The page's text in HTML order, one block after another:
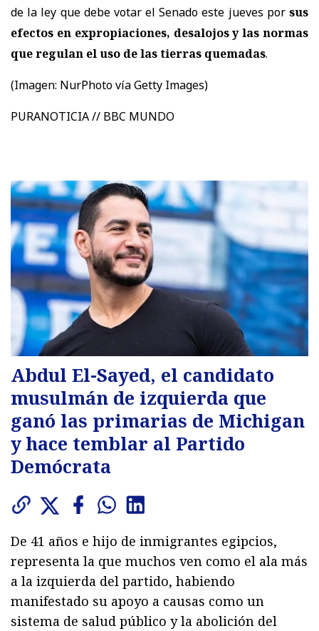
de la ley que debe votar el Senado este jueves por sus
efectos en expropiaciones, desalojos y las normas
que regulan el uso de las tierras quemadas.
(Imagen: NurPhoto vía Getty Images)
PURANOTICIA // BBC MUNDO
Abdul El-Sayed, el candidato
musulmán de izquierda que
ganó las primarias de Michigan
y hace temblar al Partido
Demócrata
De 41 años e hijo de inmigrantes egipcios,
representa la que muchos ven como el ala más
a la izquierda del partido, habiendo
manifestado su apoyo a causas como un
sistema de salud público y la abolición del